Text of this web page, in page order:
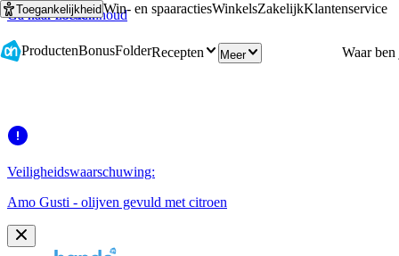
Ga naar hoofdinhoud
Ga naar zoeken
ToegankelijkheidWin- en spaaractiesWinkelsZakelijkKlantenservice
ProductenBonusFolderRecepten Meer
Veiligheidswaarschuwing:
Amo Gusti - olijven gevuld met citroen